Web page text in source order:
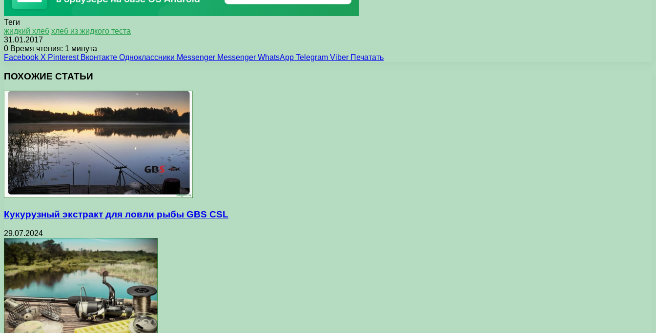
Теги
жидкий хлеб хлеб из жидкого теста
31.01.2017
0 Время чтения: 1 минута
Facebook X Pinterest Вконтакте Одноклассники Messenger Messenger WhatsApp Telegram Viber Печатать
ПОХОЖИЕ СТАТЬИ
Кукурузный экстракт для ловли рыбы GBS CSL
29.07.2024